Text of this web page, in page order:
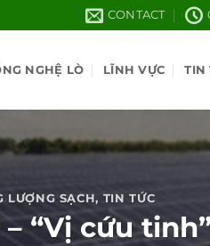
CONTACT
NGHỆ LÒ LĨNH VỰC TIN
LƯỢNG SẠCH, TIN TỨC
“Vị cứu